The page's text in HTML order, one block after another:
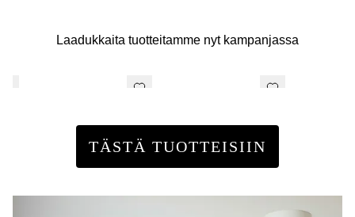
Laadukkaita tuotteitamme nyt kampanjassa
TÄSTÄ TUOTTEISIIN